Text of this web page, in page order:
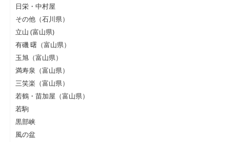
日栄・中村屋
その他（石川県）
立山 (富山県)
有磯 曙（富山県）
玉旭（富山県）
満寿泉（富山県）
三笑楽（富山県）
若鶴・苗加屋（富山県）
若駒
黒部峡
風の盆